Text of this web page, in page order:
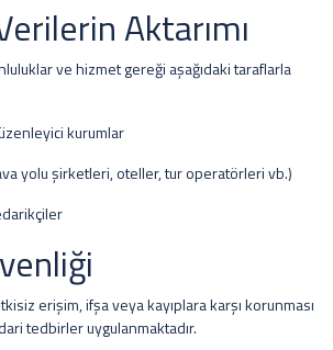
Aktarımı
ve hizmet gereği aşağıdaki taraflarla
kurumlar
yolu şirketleri, oteller, tur operatörleri vb.)
erişim, ifşa veya kayıplara karşı korunması
tedbirler uygulanmaktadır.